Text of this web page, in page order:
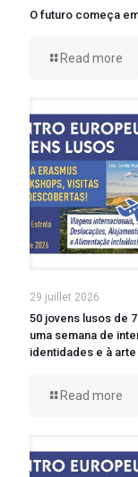
O futuro começa
Read more
29 juillet 2026
50 jovens lusos de
uma semana de
identidades e à arte
Read more